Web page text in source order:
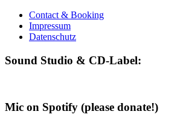
Contact & Booking
Impressum
Datenschutz
Sound Studio & CD-Label:
Mic on Spotify (please donate!)